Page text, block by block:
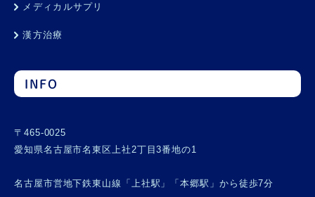
メディカルサプリ
漢方治療
INFO
〒465-0025
愛知県名古屋市名東区上社2丁目3番地の1
名古屋市営地下鉄東山線「上社駅」「本郷駅」から徒歩7分